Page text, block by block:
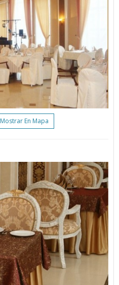
Mostrar En Mapa